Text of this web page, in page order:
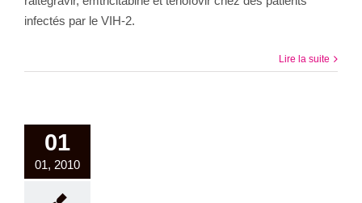
infectés par le VIH-2.
Lire la suite
01
01, 2010